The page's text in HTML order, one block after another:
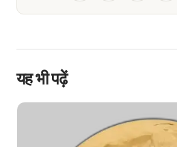
यह भी पढ़ें